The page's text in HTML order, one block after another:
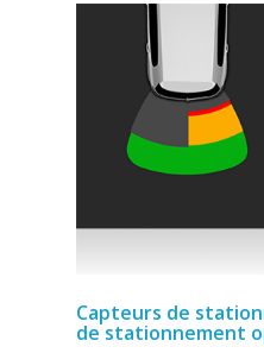
Capteurs de
de stationnement